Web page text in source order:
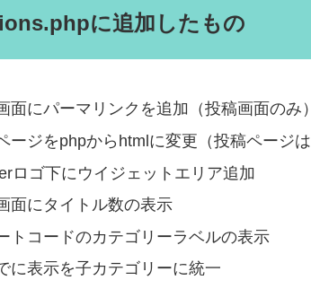
に追加したもの
面にパーマリンクを追加（投稿画面のみ）
ージをphpからhtmlに変更（投稿ページは
ロゴ下にウイジェットエリア追加
面にタイトル数の表示
トコードのカテゴリーラベルの表示
に表示を子カテゴリーに統一